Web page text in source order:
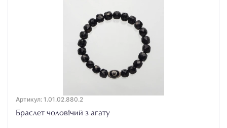
Артикул: 1.01.02.880.2
Браслет чоловічий з агату